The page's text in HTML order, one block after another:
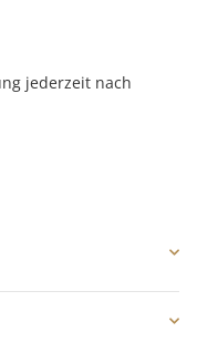
jederzeit nach